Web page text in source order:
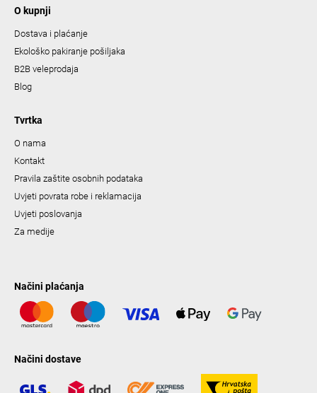
O kupnji
Dostava i plaćanje
Ekološko pakiranje pošiljaka
B2B veleprodaja
Blog
Tvrtka
O nama
Kontakt
Pravila zaštite osobnih podataka
Uvjeti povrata robe i reklamacija
Uvjeti poslovanja
Za medije
Načini plaćanja
Načini dostave